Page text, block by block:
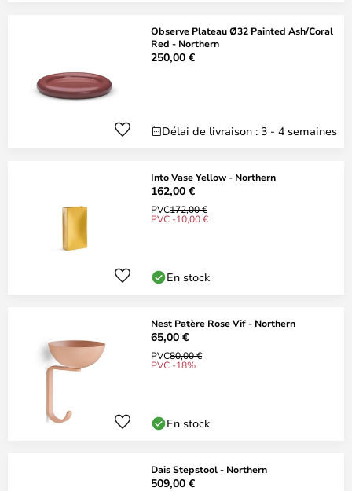
Observe Plateau Ø32 Painted Ash/Coral
Red - Northern
250,00 €
Délai de livraison : 3 - 4 semaines
Into Vase Yellow - Northern
162,00 €
PVC172,00 €
PVC -10,00 €
En stock
Nest Patère Rose Vif - Northern
65,00 €
PVC80,00 €
PVC -18%
En stock
Dais Stepstool - Northern
509,00 €